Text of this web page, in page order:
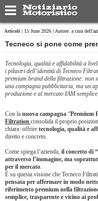
Articoli | 15 June 2026 | Autore: a cura
Tecneco si pone come
Tecnologia, qualità e affidabilità a
i pilastri dell’identità di Tecneco
premium brand della filtrazione: non
una campagna pubblicitaria, ma un
produzione e al mercato IAM
Con la nuova campagna “Premium
Filtration consolida il proprio
chiara: offrire tecnologia, qualità e
diretto e concreto.
Come spiega l’azienda, il concetto di
attraverso l’immagine, ma
per il mercato.
È su questa visione che Tecneco
pensata per affermare in modo
riferimento premium nella
semplice, trasparente e vicino ai